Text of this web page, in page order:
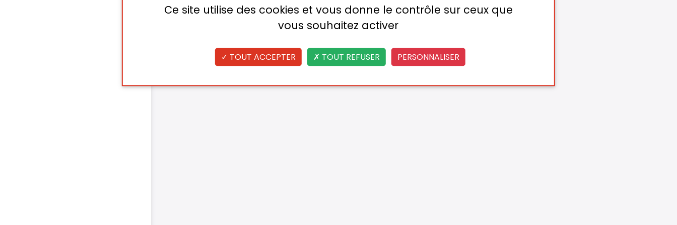
Ce site utilise des cookies et vous donne le contrôle sur ceux que
vous souhaitez activer
TOUT ACCEPTER TOUT REFUSER PERSONNALISER